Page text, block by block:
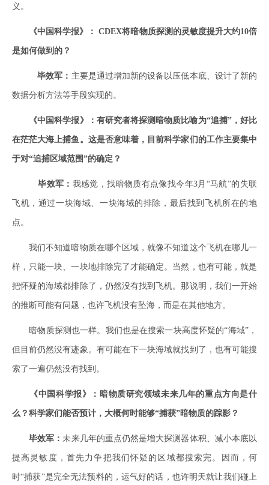
义。
《中国科学报》： CDEX将暗物质探测的灵敏度提升大约10倍
是如何做到的？
毕效军： 主要是通过增加新的设备以压低本底、设计了新的
数据分析方法等手段实现的。
《中国科学报》：有研究者将探测暗物质比喻为“追捕”，好比
在茫茫大海上捕鱼。这是否意味着，目前科学家们的工作主要集中
于对“追捕区域范围”的确定？
毕效军： 我感觉，找暗物质有点像找今年3月“马航”的失联
飞机，通过一块海域、一块海域的排除，最后找到飞机所在的地
点。
我们不知道暗物质在哪个区域，就像不知道这个飞机在哪儿一
样，只能一块、一块地排除完了才能确定。当然，也有可能，就是
把怀疑的海域都排除了，仍然没有找到飞机。那说明，我们一开始
的推断可能有问题，也许飞机没有坠海，而是在其他地方。
暗物质探测也一样。我们也是在搜索一块高度怀疑的“海域”，
但目前仍然没有迹象。有可能在下一块海域就找到了，也有可能搜
索了一遍仍然没有找到。
《中国科学报》：暗物质研究领域未来几年的重点方向是什
么？科学家们能否预计，大概何时能够“捕获”暗物质的踪影？
毕效军：未来几年的重点仍然是增大探测器体积、减小本底以
提高灵敏度，首先力争把我们怀疑的区域都搜索完。因而，何
时“捕获”是完全无法预料的，运气好的话，也许明天就让我们碰上